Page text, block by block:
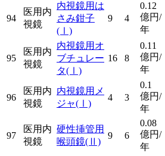
94
医用内
視鏡
内視鏡用は
さみ鉗子
(Ⅰ)
9 4
0.12
億円/
年
95
医用内
視鏡
内視鏡用オ
ブチュレー
タ(Ⅰ)
16 8
0.11
億円/
年
96
医用内
視鏡
内視鏡用メ
ジャ(Ⅰ)
4 3
0.1
億円/
年
97
医用内
視鏡
硬性挿管用
喉頭鏡(Ⅱ)
9 6
0.08
億円/
年